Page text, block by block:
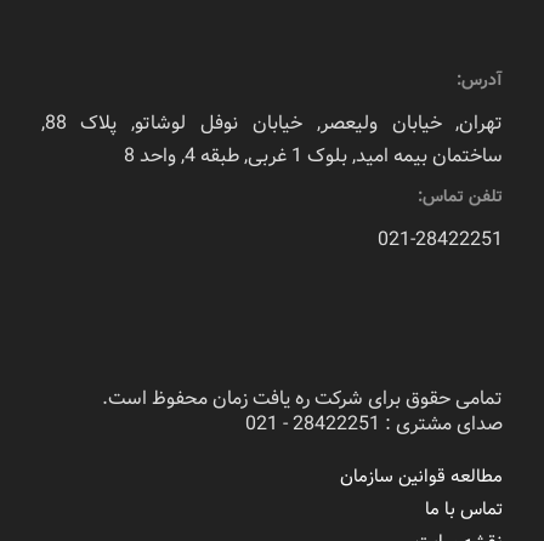
آدرس:
تهران, خیابان ولیعصر, خیابان نوفل لوشاتو, پلاک 88,
ساختمان بیمه امید, بلوک 1 غربی, طبقه 4, واحد 8
تلفن تماس:
021-28422251
تمامی حقوق برای شرکت ره یافت زمان محفوظ است.
صدای مشتری : 28422251 - 021
مطالعه قوانین سازمان
تماس با ما